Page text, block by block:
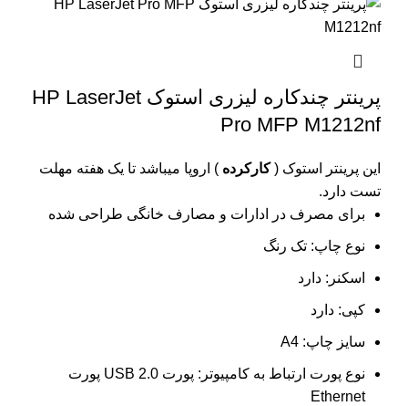
پرینتر چندکاره لیزری استوک HP LaserJet
Pro MFP M1212nf
این پرینتر استوک ( کارکرده ) اروپا میباشد تا یک هفته مهلت
تست دارد.
برای مصرف در ادارات و مصارف خانگی طراحی شده
نوع چاپ: تک رنگ
اسکنر: دارد
کپی: دارد
سایز چاپ: A4
نوع پورت ارتباط به کامپیوتر: پورت USB 2.0 پورت
Ethernet